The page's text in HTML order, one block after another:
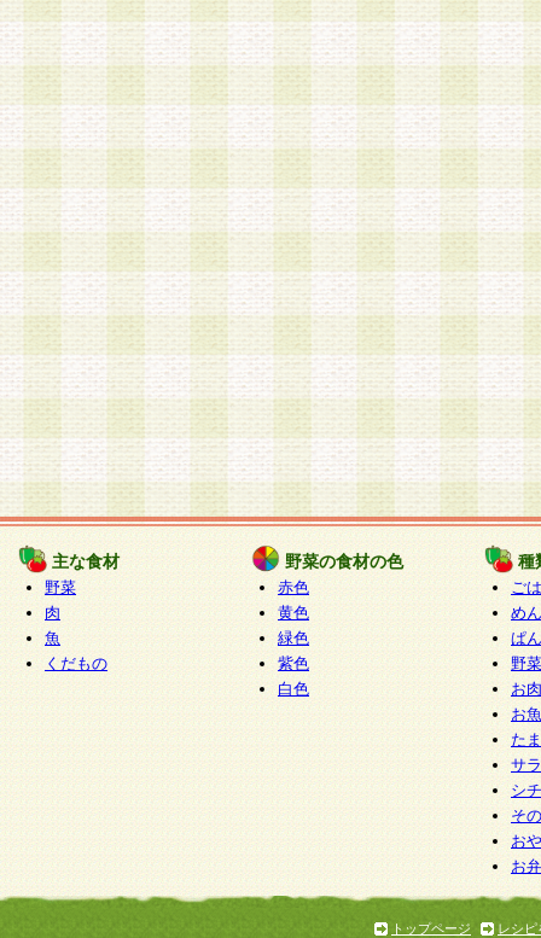
主な食材
野菜
肉
魚
くだもの
野菜の食材の色
赤色
黄色
緑色
紫色
白色
種
ご
めん
ぱん
野
お
お
た
サ
シ
そ
お
お
トップページ
レシピ